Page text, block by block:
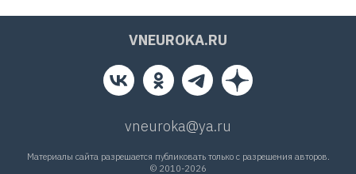
VNEUROKA.RU
vneuroka@ya.ru
Материалы сайта разрешается публиковать только с разрешения авторов.
© 2010-2026